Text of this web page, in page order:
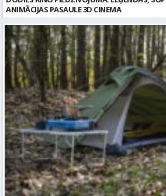
Kā izvēlēties izturīgu telti? Svarīgākie
salīdzinājums